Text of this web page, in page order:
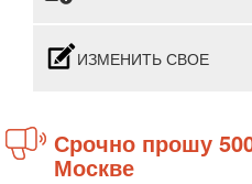
ИЗМЕНИТЬ СВОЕ
Срочно прошу 50000 на 4 месяца в
Москве